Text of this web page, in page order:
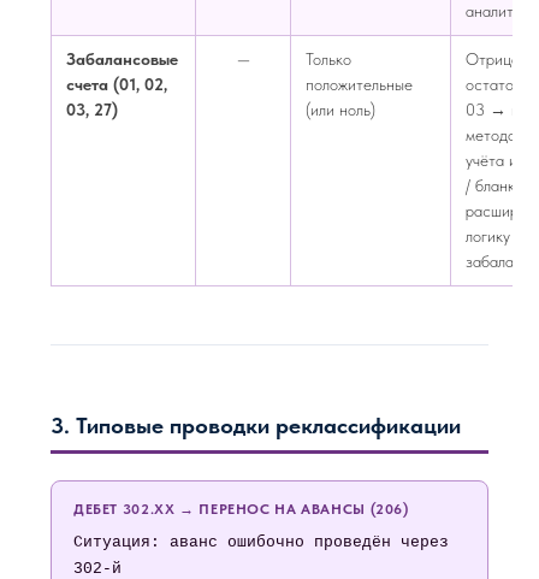
Забалансовые
счета (01, 02,
03, 27)
—
Только
положительные
(или ноль)
остаток
03 →
учёта
/
логику п.
забаланс
3. Типовые проводки реклассификации
ДЕБЕТ 302.ХХ → ПЕРЕНОС НА АВАНСЫ (206)
Ситуация: аванс ошибочно проведён через
302-й